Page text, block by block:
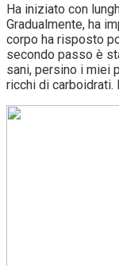
Ha iniziato con
Gradualmente, ha
corpo ha risposto
secondo passo è
sani, persino i miei
ricchi di